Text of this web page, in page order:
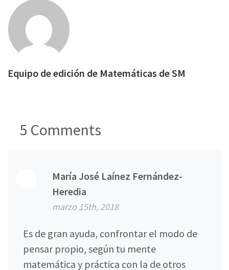
Equipo de edición de Matemáticas de SM
5 Comments
María José Laínez Fernández-
Heredia
marzo 15th, 2018
Es de gran ayuda, confrontar el modo de
pensar propio, según tu mente
matemática y práctica con la de otros